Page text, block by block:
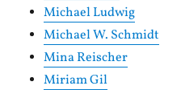
Michael Ludwig
Michael W. Schmidt
Mina Reischer
Miriam Gil